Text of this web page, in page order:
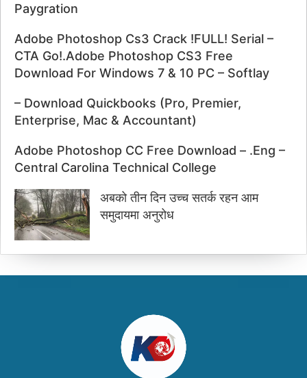
Paygration
Adobe Photoshop Cs3 Crack !FULL! Serial –
CTA Go!.Adobe Photoshop CS3 Free
Download For Windows 7 & 10 PC – Softlay
– Download Quickbooks (Pro, Premier,
Enterprise, Mac & Accountant)
Adobe Photoshop CC Free Download – .Eng –
Central Carolina Technical College
अबको तीन दिन उच्च सतर्क रहन आम
समुदायमा अनुरोध